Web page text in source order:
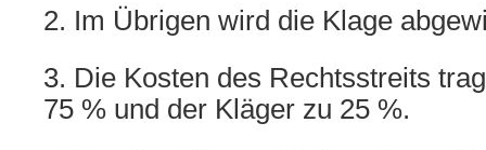
2. Im Übrigen wird die Klage
3. Die Kosten des Rechtsstreits
75 % und der Kläger zu 25 %.